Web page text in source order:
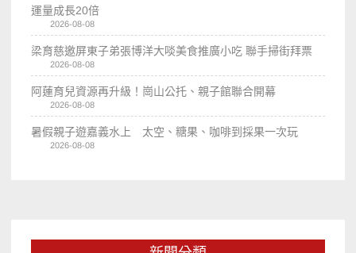
運量成長20倍
2026-08-08
梁育慈邀屏東子弟張博洋大啖美食推廣小吃 聯手掃街拜票
2026-08-08
阿蓮育兒資源再升級！崗山公托、親子館聯合開幕
2026-08-08
暑假親子遊嘉義水上 太空、糖果、咖啡到採果一次玩
2026-08-08